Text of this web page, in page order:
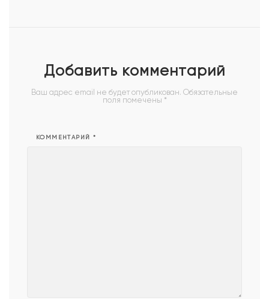
Добавить комментарий
Ваш адрес email не будет опубликован. Обязательные
поля помечены *
КОММЕНТАРИЙ *